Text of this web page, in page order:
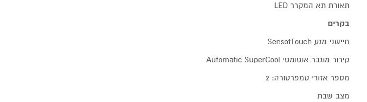
תאורת תא המקרר LED
בקרים
חיישני מגע SensotTouch
קירור מוגבר אוטומטי Automatic SuperCool
מספר אזורי טמפרטורה: 2
מצב שבת